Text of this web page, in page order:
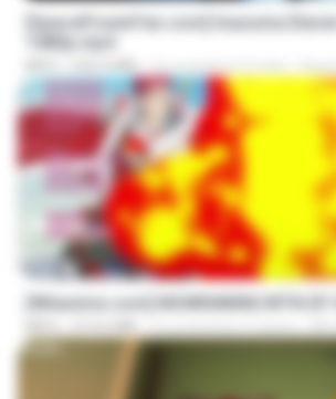
[SpacePowerFan.com] Inazuma
526.4 MB il y a environ 2 mois
[Witanime.com] MSWKMMNCWTN EP
MP4 213.6 MB il y a environ 11 jours